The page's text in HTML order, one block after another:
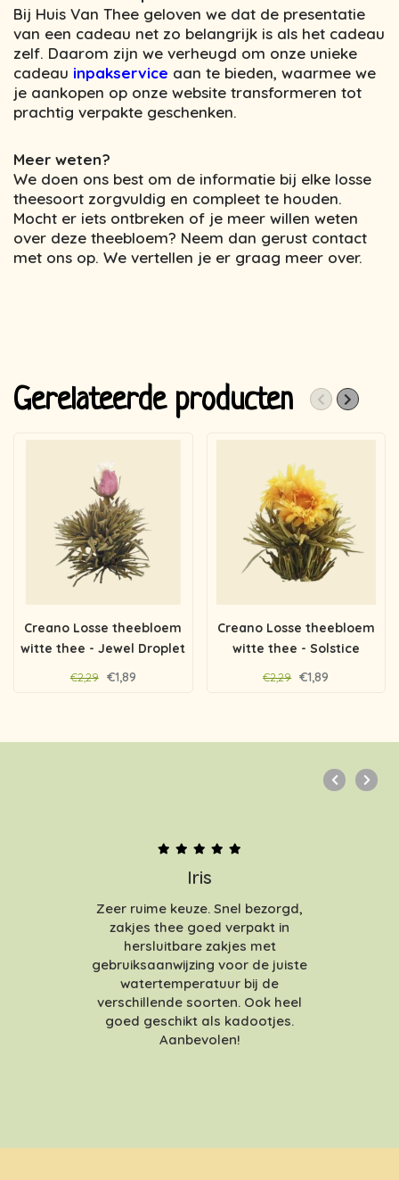
Bij Huis Van Thee geloven we dat de presentatie
van een cadeau net zo belangrijk is als het cadeau
zelf. Daarom zijn we verheugd om onze unieke
cadeau inpakservice aan te bieden, waarmee we
je aankopen op onze website transformeren tot
prachtig verpakte geschenken.
Meer weten?
We doen ons best om de informatie bij elke losse
theesoort zorgvuldig en compleet te houden.
Mocht er iets ontbreken of je meer willen weten
over deze theebloem? Neem dan gerust contact
met ons op. We vertellen je er graag meer over.
Gerelateerde producten
Creano Losse theebloem
witte thee - Jewel Droplet
€2,29 €1,89
Creano Losse theebloem
witte thee - Solstice
€2,29 €1,89
Iris
Zeer ruime keuze. Snel bezorgd,
zakjes thee goed verpakt in
hersluitbare zakjes met
gebruiksaanwijzing voor de juiste
watertemperatuur bij de
verschillende soorten. Ook heel
goed geschikt als kadootjes.
Aanbevolen!